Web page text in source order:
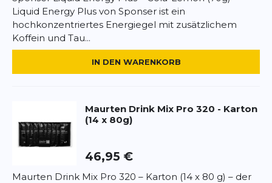
Nährwerte pro 83 g:Energie 1348 kJ / 320 kcal,
Fett 0 g, davon gesättigte Fettsäuren 0 g,
Salz 0,63 g, Koffein 100 mg.
mg Ca²?/l) auflösen, gut schütteln und vor,
während oder nach dem Sport trinken.
Allergenhinweis:
*Pflichtfelder
Liquid Energy Plus von Sponser ist ein
hochkonzentriertes Energiegel mit zusätzlichem
Koffein und Tau...
IN DEN WARENKORB
Maurten Drink Mix Pro 320 - Karton
(14 x 80g)
46,95 €
Maurten Drink Mix Pro 320 – Karton (14 x 80 g) – der